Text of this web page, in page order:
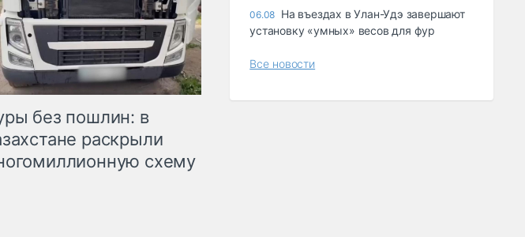
без пошлин: в
раскрыли
схему
06.08 Ha въeздax в Улaн-Удэ зaвepшaют
ycтaнoвкy «yмныx» вecoв для фyp
Все новости